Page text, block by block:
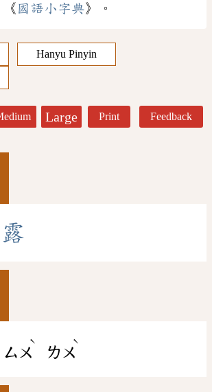
《國語小字典》。
Hanyu Pinyin
Large Print Feedback
露
ㄙㄨ
ˋ
ㄌㄨ
ˋ